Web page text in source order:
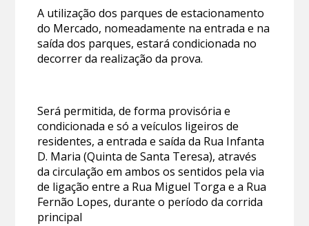
A utilização dos parques de estacionamento
do Mercado, nomeadamente na entrada e na
saída dos parques, estará condicionada no
decorrer da realização da prova.
Será permitida, de forma provisória e
condicionada e só a veículos ligeiros de
residentes, a entrada e saída da Rua Infanta
D. Maria (Quinta de Santa Teresa), através
da circulação em ambos os sentidos pela via
de ligação entre a Rua Miguel Torga e a Rua
Fernão Lopes, durante o período da corrida
principal